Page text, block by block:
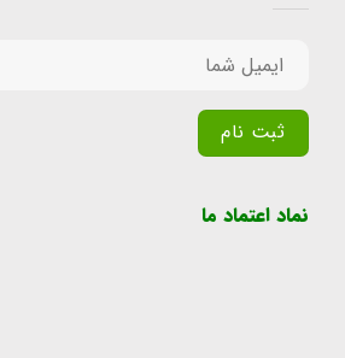
نماد اعتماد ما